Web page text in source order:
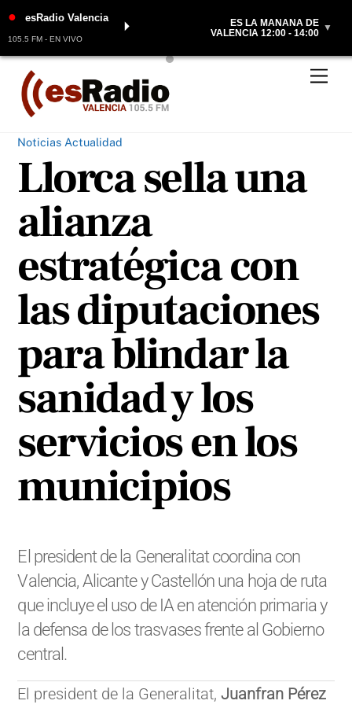
Skip
content
● esRadio Valencia
105.5 FM - EN VIVO
⏵
ES LA MAÑANA DE
VALENCIA 12:00 - 14:00 ▼
Noticias Actualidad
Llorca sella una
alianza
estratégica con
las diputaciones
para blindar la
sanidad y los
servicios en los
municipios
El president de la Generalitat coordina con
Valencia, Alicante y Castellón una hoja de ruta
que incluye el uso de IA en atención primaria y
la defensa de los trasvases frente al Gobierno
central.
El president de la Generalitat,Juanfran Pérez